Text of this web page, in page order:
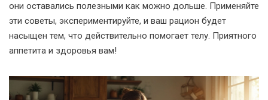
они оставались полезными как можно дольше. Применяйте
эти советы, экспериментируйте, и ваш рацион будет
насыщен тем, что действительно помогает телу. Приятного
аппетита и здоровья вам!